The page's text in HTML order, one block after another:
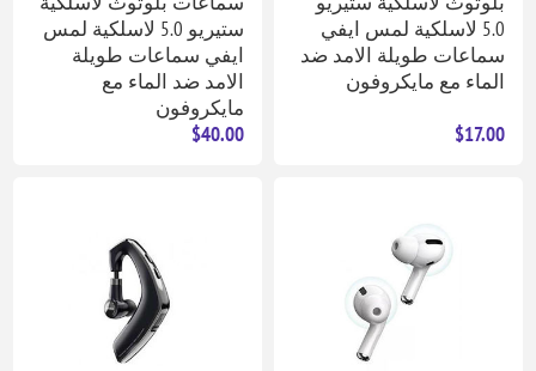
5.0 لاسلكية لمس ايفي
سماعات طويلة الامد ضد
الماء مع مايكروفون
$17.00
ستيريو 5.0 لاسلكية لمس
ايفي سماعات طويلة
الامد ضد الماء مع
مايكروفون
$40.00